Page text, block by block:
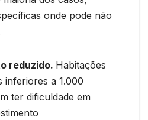
onde pode não
reduzido. Habitações
inferiores a 1.000
ter dificuldade em